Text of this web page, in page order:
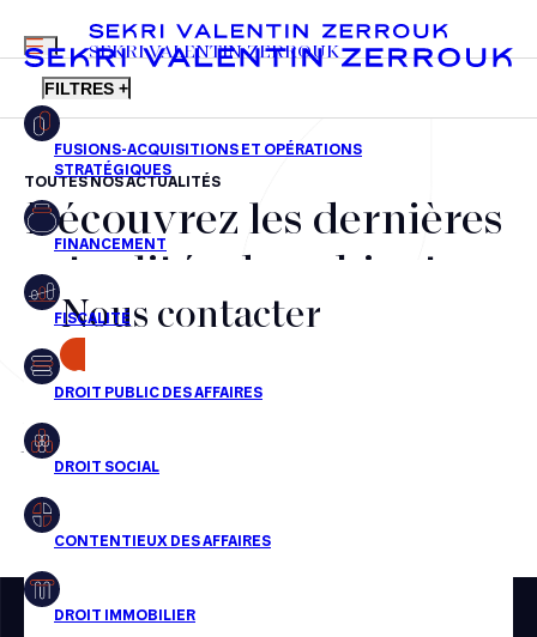
FR EN
MENU
SEKRI VALENTIN ZERROUK
FILTRES +
Fusions-acquisitions et opérations stratégiques
Financement
Fiscalité
Droit public des affaires
Droit social
Droit immobilier
Restructuring
TOUTES NOS ACTUALITÉS
Découvrez les dernières
actualités du cabinet,
nos récompenses et nos
transactions, jour après
jour
Aucun résultats pour cette recherche
Nous contacter